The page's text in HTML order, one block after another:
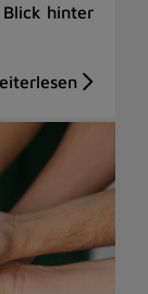
Blick hinter